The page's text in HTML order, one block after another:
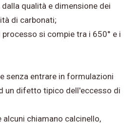
qualità e dimensione dei
di carbonati;
si compie tra i 650° e i
senza entrare in formulazioni
un difetto tipico dell'eccesso di
chiamano calcinello,